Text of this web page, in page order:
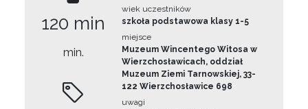
120 min
min.
wiek uczestników
szkoła podstawowa klasy 1-5
miejsce
Muzeum Wincentego Witosa w
Wierzchosławicach, oddział
Muzeum Ziemi Tarnowskiej, 33-
122 Wierzchosławice 698
uwagi